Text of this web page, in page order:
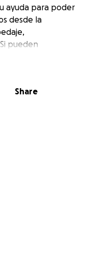
ayuda para poder
desde la
pueden
Share